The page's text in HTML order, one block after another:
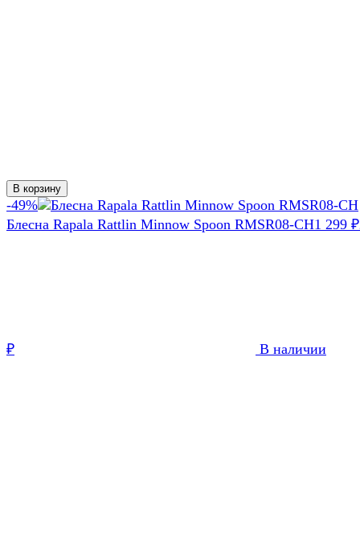
В корзину
-49%
Блесна Rapala Rattlin Minnow Spoon RMSR08-CH1 299 ₽
₽ В наличии